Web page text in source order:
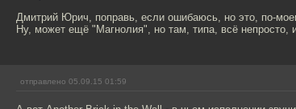
Дмитрий Юрич, поправь, если ошибаюсь, но это, по-
Ну, может ещё "Магнолия", но там, типа, всё непросто,
отправлено 05.09.15 01:59